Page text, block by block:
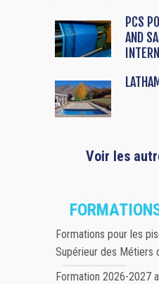
PCS
AND
Voir les
Formations pour les
Supérieur des Métiers
Formation 2026-2027